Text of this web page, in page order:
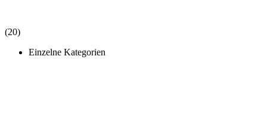
(20)
Einzelne Kategorien